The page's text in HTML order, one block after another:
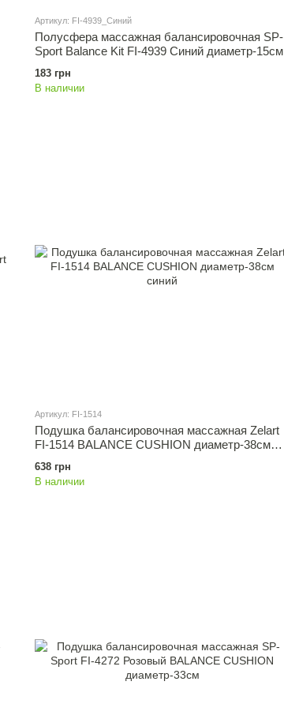
Артикул: FI-4939_Синий
Полусфера массажная балансировочная SP-
Sport Balance Kit FI-4939 Синий диаметр-15см
183 грн
В наличии
Артикул: FI-1514
Подушка балансировочная массажная Zelart
FI-1514 BALANCE CUSHION диаметр-38см
638 грн
В наличии